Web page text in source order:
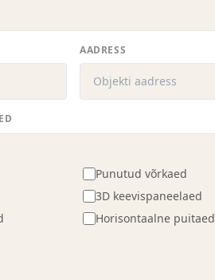
AADRESS
Punutud võrkaed
3D keevispaneelaed
Horisontaalne puitaed